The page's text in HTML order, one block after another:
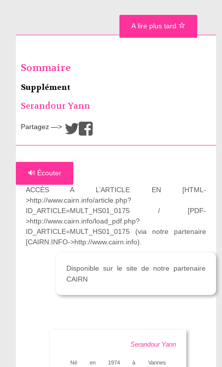
Sommaire
Supplément
Serandour Yann
Partagez —> /
🔊 Écouter
ACCÈS A L’ARTICLE EN [HTML-
>http://www.cairn.info/article.php?
ID_ARTICLE=MULT_HS01_0175 / [PDF-
>http://www.cairn.info/load_pdf.php?
ID_ARTICLE=MULT_HS01_0175 (via notre partenaire
[CAIRN.INFO->http://www.cairn.info).
A lire plus tard
Disponible sur le site de notre partenaire
CAIRN
Serandour Yann
Né en 1974 à Vannes